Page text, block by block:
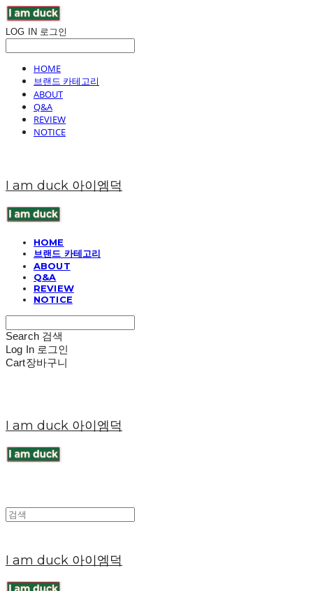
LOG IN 로그인
HOME
브랜드 카테고리
ABOUT
Q&A
REVIEW
NOTICE
I am duck 아이엠덕
HOME
브랜드 카테고리
ABOUT
Q&A
REVIEW
NOTICE
Search 검색
Log In 로그인
Cart장바구니
I am duck 아이엠덕
I am duck 아이엠덕